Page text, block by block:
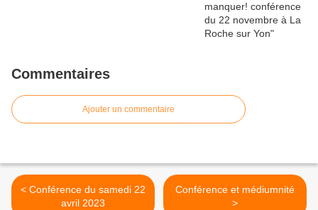
Commentaires
Ajouter un commentaire
< Conférence du samedi 22
avril 2023
Conférence et médiumnité
>